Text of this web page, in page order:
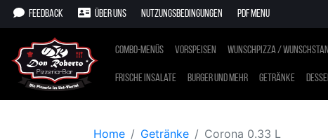
Feedback Über uns Nutzungsbedingungen PDF Menu
Combo-Menüs Vorspeisen Wunschpizza /
Frische Insalate Burger und mehr Getränke
Home Getränke Corona 0.33 L